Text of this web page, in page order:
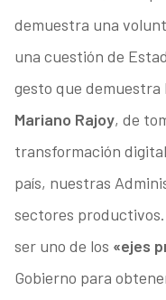
demuestra una
una cuestión de
gesto que
Mariano Rajoy, de
transformación
país, nuestras
sectores
ser uno de los «ejes
Gobierno para